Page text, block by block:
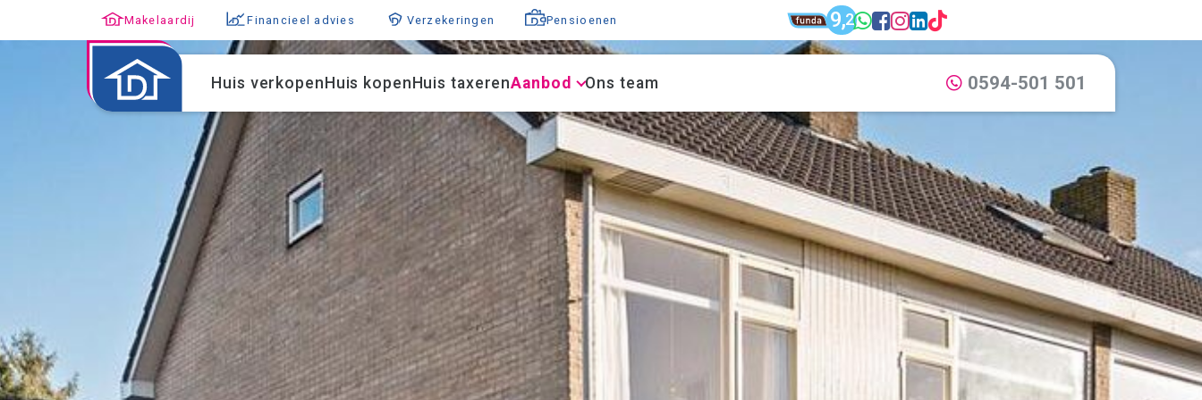
Makelaardij Financieel advies Verzekeringen Pensioenen Funda: Dijkstra Makelaardij & Financieel
Dijkstra Makelaardij & Financieel advies
9,2 WhatsApp: 0594-501 501
Facebook: Dijkstra
Instagram: Dijkstra
LinkedIn: Dijkstra
TikTok: Dijkstra
Huis verkopen Huis kopen Huis taxerenAanbod Ons team Bel ons via:
0594-501 501